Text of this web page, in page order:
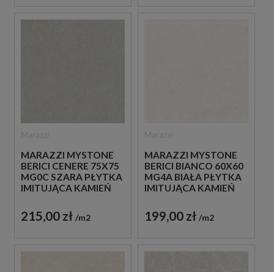
MARAZZI MYSTONE
BERICI CENERE 75X75
MG0C SZARA PŁYTKA
IMITUJĄCA KAMIEŃ
215,00 zł m2
MARAZZI MYSTONE
BERICI BIANCO 60X60
MG4A BIAŁA PŁYTKA
IMITUJĄCA KAMIEŃ
199,00 zł m2